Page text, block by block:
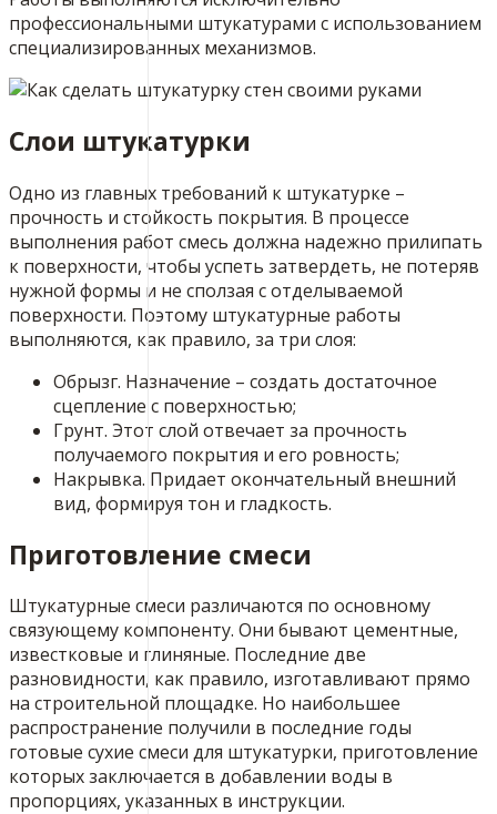
профессиональными штукатурами с использованием
специализированных механизмов.
Слои штукатурки
Одно из главных требований к штукатурке –
прочность и стойкость покрытия. В процессе
выполнения работ смесь должна надежно прилипать
к поверхности, чтобы успеть затвердеть, не потеряв
нужной формы и не сползая с отделываемой
поверхности. Поэтому штукатурные работы
выполняются, как правило, за три слоя:
Обрызг. Назначение – создать достаточное
сцепление с поверхностью;
Грунт. Этот слой отвечает за прочность
получаемого покрытия и его ровность;
Накрывка. Придает окончательный внешний
вид, формируя тон и гладкость.
Приготовление смеси
Штукатурные смеси различаются по основному
связующему компоненту. Они бывают цементные,
известковые и глиняные. Последние две
разновидности, как правило, изготавливают прямо
на строительной площадке. Но наибольшее
распространение получили в последние годы
готовые сухие смеси для штукатурки, приготовление
которых заключается в добавлении воды в
пропорциях, указанных в инструкции.